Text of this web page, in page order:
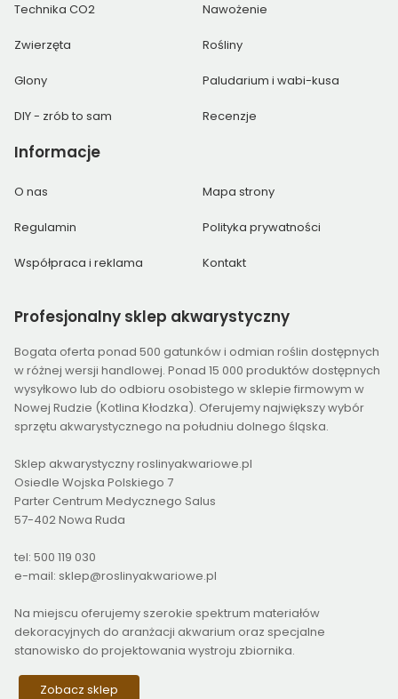
Technika CO2 Nawożenie
Zwierzęta Rośliny
Glony Paludarium i wabi-kusa
DIY - zrób to sam Recenzje
Informacje
O nas Mapa strony
Regulamin Polityka prywatności
Współpraca i reklama Kontakt
Profesjonalny sklep akwarystyczny
Bogata oferta ponad 500 gatunków i odmian roślin dostępnych
w różnej wersji handlowej. Ponad 15 000 produktów dostępnych
wysyłkowo lub do odbioru osobistego w sklepie firmowym w
Nowej Rudzie (Kotlina Kłodzka). Oferujemy największy wybór
sprzętu akwarystycznego na południu dolnego śląska.
Sklep akwarystyczny roslinyakwariowe.pl
Osiedle Wojska Polskiego 7
Parter Centrum Medycznego Salus
57-402 Nowa Ruda
tel: 500 119 030
e-mail: sklep@roslinyakwariowe.pl
Na miejscu oferujemy szerokie spektrum materiałów
dekoracyjnych do aranżacji akwarium oraz specjalne
stanowisko do projektowania wystroju zbiornika.
Zobacz sklep